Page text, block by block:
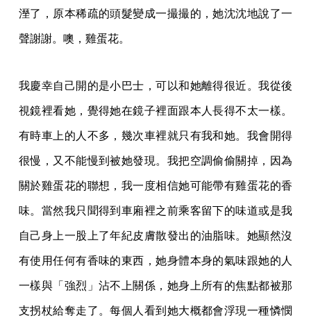
溼了，原本稀疏的頭髮變成一撮撮的，她沈沈地說了一
聲謝謝。噢，雞蛋花。
我慶幸自己開的是小巴士，可以和她離得很近。我從後
視鏡裡看她，覺得她在鏡子裡面跟本人長得不太一樣。
有時車上的人不多，幾次車裡就只有我和她。我會開得
很慢，又不能慢到被她發現。我把空調偷偷關掉，因為
關於雞蛋花的聯想，我一度相信她可能帶有雞蛋花的香
味。當然我只聞得到車廂裡之前乘客留下的味道或是我
自己身上一股上了年紀皮膚散發出的油脂味。她顯然沒
有使用任何有香味的東西，她身體本身的氣味跟她的人
一樣與「強烈」沾不上關係，她身上所有的焦點都被那
支拐杖給奪走了。每個人看到她大概都會浮現一種憐憫